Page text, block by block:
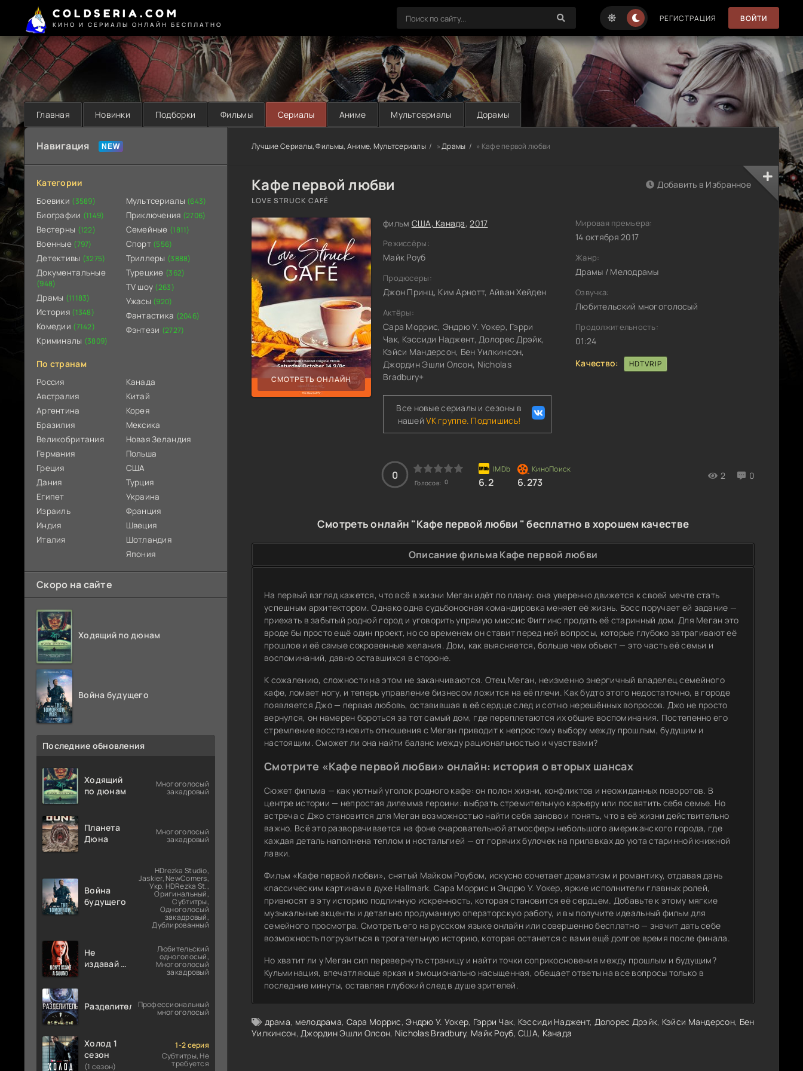
COLDSERIA.COM
КИНО И СЕРИАЛЫ ОНЛАЙН БЕСПЛАТНО
РЕГИСТРАЦИЯ ВОЙТИ
Главная Новинки Подборки Фильмы Сериалы Аниме Мультсериалы Дорамы
Навигация
Категории
Боевики (3589)
Биографии (1149)
Вестерны (122)
Военные (797)
Детективы (3275)
Документальные
(948)
Драмы (11183)
История (1348)
Комедии (7142)
Криминалы (3809)
Мультсериалы (643)
Приключения (2706)
Семейные (1811)
Спорт (556)
Триллеры (3888)
Турецкие (362)
TV шоу (263)
Ужасы (920)
Фантастика (2046)
Фэнтези (2727)
По странам
Россия
Австралия
Аргентина
Бразилия
Великобритания
Германия
Греция
Дания
Египет
Израиль
Индия
Италия
Канада
Китай
Корея
Мексика
Новая Зеландия
Польша
США
Турция
Украина
Франция
Швеция
Шотландия
Япония
Скоро на сайте
Ходящий по дюнам
Война будущего
Последние обновления
Ходящий
по дюнам
Многоголосый
закадровый
Планета
Дюна
Многоголосый
закадровый
Война
будущего
HDrezka Studio,
Jaskier, NewComers,
Укр. HDRezka St.,
Оригинальный,
Субтитры,
Одноголосый
закадровый,
Дублированный
Не
издавай ни
Любительский
одноголосый,
Многоголосый
закадровый
РазделительПрофессиональный
многоголосый
Холод 1
сезон
(1 сезон)
1-2 серия
Субтитры, Не
требуется
Лучшие Сериалы, Фильмы, Аниме, Мультсериалы »Драмы » Кафе первой любви
Кафе первой любви
LOVE STRUCK CAFÉ
СМОТРЕТЬ ОНЛАЙН
фильм США, Канада,2017
Режиссёры:
Майк Роуб
Продюсеры:
Джон Принц, Ким Арнотт, Айван Хейден
Актёры:
Сара Моррис, Эндрю У. Уокер, Гэрри
Чак, Кэссиди Наджент, Долорес Дрэйк,
Кэйси Мандерсон, Бен Уилкинсон,
Джордин Эшли Олсон, Nicholas
Bradbury+
Все новые сериалы и сезоны в
нашейVK группе. Подпишись!
0
Голосов: 0 6.2 6.273
2 0
Добавить в Избранное
Мировая премьера:
14 октября 2017
Жанр:
Драмы / Мелодрамы
Озвучка:
Любительский многоголосый
Продолжительность:
01:24
Качество:
HDTVRIP
Смотреть онлайн "Кафе первой любви " бесплатно в хорошем качестве
Описание фильма Кафе первой любви
На первый взгляд кажется, что всё в жизни Меган идёт по плану: она уверенно движется к своей мечте стать
успешным архитектором. Однако одна судьбоносная командировка меняет её жизнь. Босс поручает ей задание —
приехать в забытый родной город и уговорить упрямую миссис Фиггинс продать её старинный дом. Для Меган это
вроде бы просто ещё один проект, но со временем он ставит перед ней вопросы, которые глубоко затрагивают её
прошлое и её самые сокровенные желания. Дом, как выясняется, больше чем объект — это часть её семьи и
воспоминаний, давно оставшихся в стороне.
К сожалению, сложности на этом не заканчиваются. Отец Меган, неизменно энергичный владелец семейного
кафе, ломает ногу, и теперь управление бизнесом ложится на её плечи. Как будто этого недостаточно, в городе
появляется Джо — первая любовь, оставившая в её сердце след и сотню нерешённых вопросов. Джо не просто
вернулся, он намерен бороться за тот самый дом, где переплетаются их общие воспоминания. Постепенно его
стремление восстановить отношения с Меган приводит к непростому выбору между прошлым, будущим и
настоящим. Сможет ли она найти баланс между рациональностью и чувствами?
Смотрите «Кафе первой любви» онлайн: история о вторых шансах
Сюжет фильма — как уютный уголок родного кафе: он полон жизни, конфликтов и неожиданных поворотов. В
центре истории — непростая дилемма героини: выбрать стремительную карьеру или посвятить себя семье. Но
встреча с Джо становится для Меган возможностью найти себя заново и понять, что в её жизни действительно
важно. Всё это разворачивается на фоне очаровательной атмосферы небольшого американского города, где
каждая деталь наполнена теплом и ностальгией — от горячих булочек на прилавках до уюта старинной книжной
лавки.
Фильм «Кафе первой любви», снятый Майком Роубом, искусно сочетает драматизм и романтику, отдавая дань
классическим картинам в духе Hallmark. Сара Моррис и Эндрю У. Уокер, яркие исполнители главных ролей,
привносят в эту историю подлинную искренность, которая становится её сердцем. Добавьте к этому мягкие
музыкальные акценты и детально продуманную операторскую работу, и вы получите идеальный фильм для
семейного просмотра. Смотреть его на русском языке онлайн или совершенно бесплатно — значит дать себе
возможность погрузиться в трогательную историю, которая останется с вами ещё долгое время после финала.
Но хватит ли у Меган сил перевернуть страницу и найти точки соприкосновения между прошлым и будущим?
Кульминация, впечатляюще яркая и эмоционально насыщенная, обещает ответы на все вопросы только в
последние минуты, оставляя глубокий след в душе зрителей.
драма, мелодрама, Сара Моррис,Эндрю У. Уокер, Гэрри Чак, Кэссиди Наджент, Долорес Дрэйк, Кэйси Мандерсон, Бен
Уилкинсон,Джордин Эшли Олсон, Nicholas Bradbury, Майк Роуб,США, Канада